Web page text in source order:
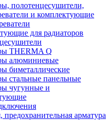
полотенцесушители,
и комплектующие
для радиаторов
THERMA Q
алюминиевые
биметаллические
стальные панельные
чугунные и
арматура